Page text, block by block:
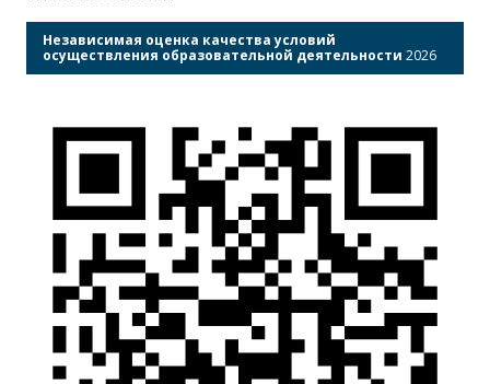
Независимая оценка качества условий
осуществления образовательной деятельности 2026